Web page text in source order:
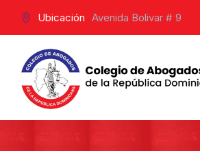
Ubicación Avenida Bolivar # 9